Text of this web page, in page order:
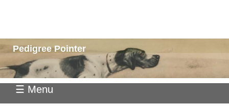
Pedigree Pointer
☰ Menu